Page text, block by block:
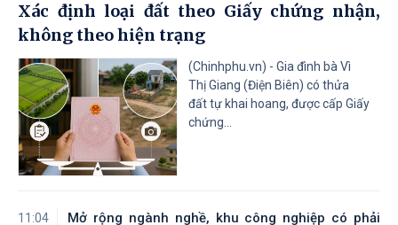
Tỉnh Quảng Ninh
Tỉnh Quảng Trị
Tỉnh Sơn La
Tỉnh Thái Nguyên
Tỉnh Tây Ninh
Tỉnh Vĩnh Long
Xác định loại đất theo Giấy chứng nhận,
không theo hiện trạng
(Chinhphu.vn) - Gia đình bà Vì
Thị Giang (Điện Biên) có thửa
đất tự khai hoang, được cấp Giấy
chứng...
11:04
Mở rộng ngành nghề, khu công nghiệp có phải